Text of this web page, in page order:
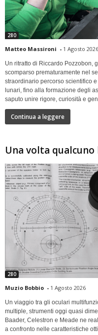
280
Matteo Massironi - 1 Agosto 2026
Un ritratto di Riccardo Pozzobon,
scomparso prematuramente nel
straordinario percorso scientifico
lunari, fino alla formazione degli
saputo unire rigore, curiosità e
Continua a leggere
Una volta qualcuno
280
Muzio Bobbio - 1 Agosto 2026
Un viaggio tra gli oculari
multiple, strumenti oggi quasi
Baader, Celestron e Meade ne
a confronto nelle caratteristiche